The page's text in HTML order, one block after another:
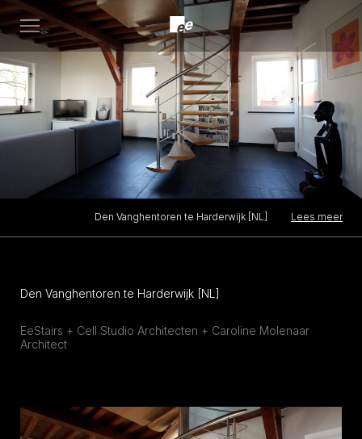
Open
menu
Den Vanghentoren te Harderwijk [NL] Lees meer
Den Vanghentoren te Harderwijk [NL]
EeStairs + Cell Studio Architecten + Caroline Molenaar
Architect